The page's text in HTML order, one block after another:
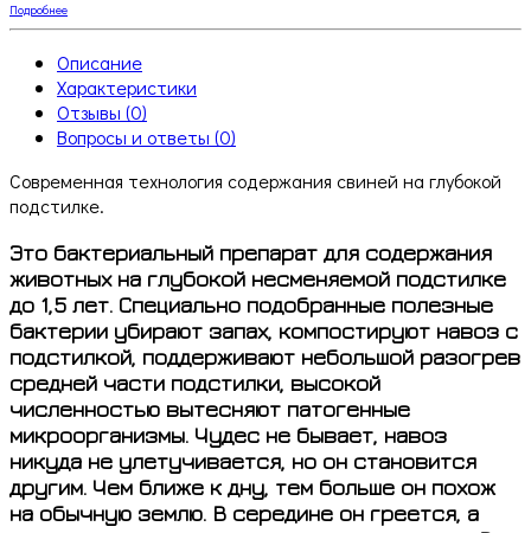
Подробнее
Описание
Характеристики
Отзывы (0)
Вопросы и ответы (0)
Современная технология содержания свиней на глубокой
подстилке.
Это бактериальный препарат для содержания
животных на глубокой несменяемой подстилке
до 1,5 лет. Специально подобранные полезные
бактерии убирают запах, компостируют навоз с
подстилкой, поддерживают небольшой разогрев
средней части подстилки, высокой
численностью вытесняют патогенные
микроорганизмы. Чудес не бывает, навоз
никуда не улетучивается, но он становится
другим. Чем ближе к дну, тем больше он похож
на обычную землю. В середине он греется, а